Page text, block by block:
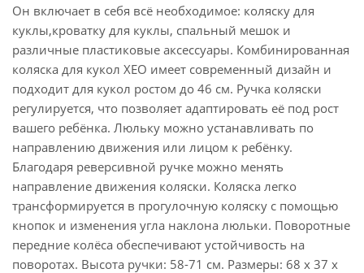
Он включает в себя всё необходимое: коляску для
куклы,кроватку для куклы, спальный мешок и
различные пластиковые аксессуары. Комбинированная
коляска для кукол XEO имеет современный дизайн и
подходит для кукол ростом до 46 см. Ручка коляски
регулируется, что позволяет адаптировать её под рост
вашего ребёнка. Люльку можно устанавливать по
направлению движения или лицом к ребёнку.
Благодаря реверсивной ручке можно менять
направление движения коляски. Коляска легко
трансформируется в прогулочную коляску с помощью
кнопок и изменения угла наклона люльки. Поворотные
передние колёса обеспечивают устойчивость на
поворотах. Высота ручки: 58-71 см. Размеры: 68 x 37 x